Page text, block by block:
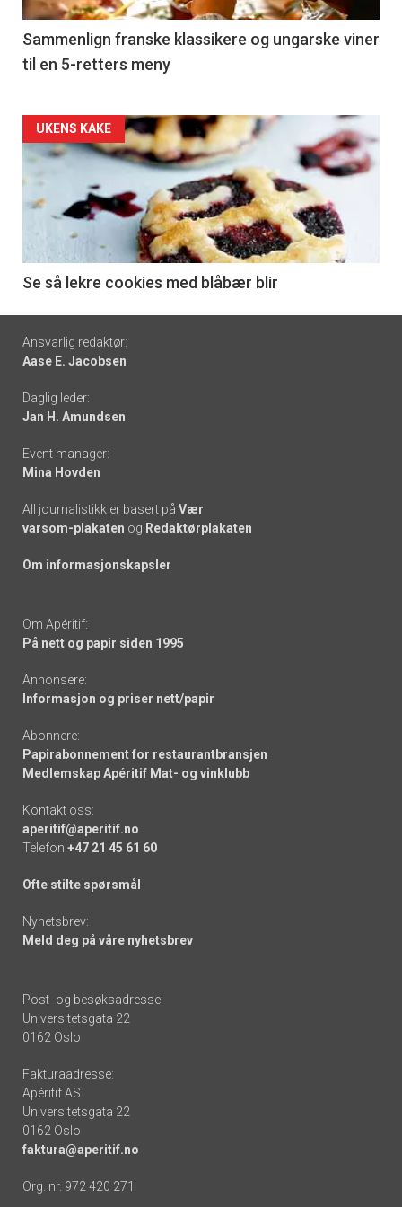
5
Sammenlign franske klassikere og ungarske viner
til en 5-retters meny
Forsiden
akkurat
nå
6
UKENS KAKE
Se så lekre cookies med blåbær blir
Footer
-
links
Ansvarlig redaktør:
Aase E. Jacobsen
Daglig leder:
Jan H. Amundsen
Event manager:
Mina Hovden
All journalistikk er basert på Vær
varsom-plakaten og Redaktørplakaten
Om informasjonskapsler
Om Apéritif:
På nett og papir siden 1995
Annonsere:
Informasjon og priser nett/papir
Abonnere:
Papirabonnement for restaurantbransjen
Medlemskap Apéritif Mat- og vinklubb
Kontakt oss:
aperitif@aperitif.no
Telefon +47 21 45 61 60
Ofte stilte spørsmål
Nyhetsbrev:
Meld deg på våre nyhetsbrev
Post- og besøksadresse:
Universitetsgata 22
0162 Oslo
Fakturaadresse:
Apéritif AS
Universitetsgata 22
0162 Oslo
faktura@aperitif.no
Org. nr. 972 420 271